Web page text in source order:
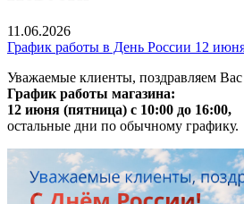
11.06.2026
График работы в День России 12
Уважаемые клиенты, поздравляем
График работы магазина:
12 июня (пятница) с 10:00 до 16:00,
остальные дни по обычному графику.